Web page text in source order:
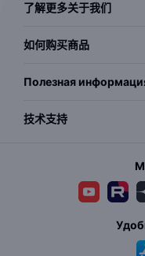
了解更多关于我们
如何购买商品
Полезная
技术支持